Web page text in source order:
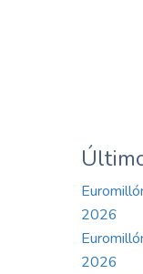
2026
2026